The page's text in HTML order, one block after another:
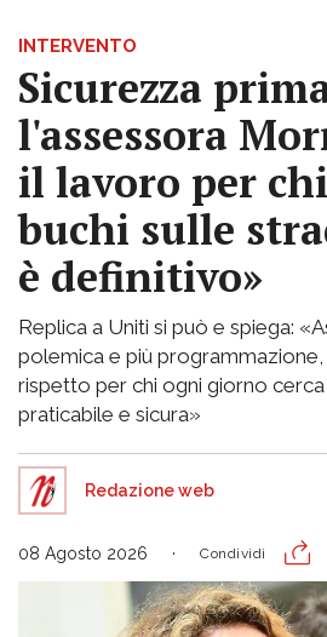
INTERVENTO
Sicurezza
l'assessora
il lavoro per
buchi sulle
è definitivo»
Replica a Uniti si può e spiega:
polemica e più programmazione,
rispetto per chi ogni giorno
praticabile e sicura»
Redazione web
08 Agosto 2026 Condividi